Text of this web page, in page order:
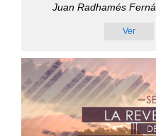
Juan Radhamés
Ver